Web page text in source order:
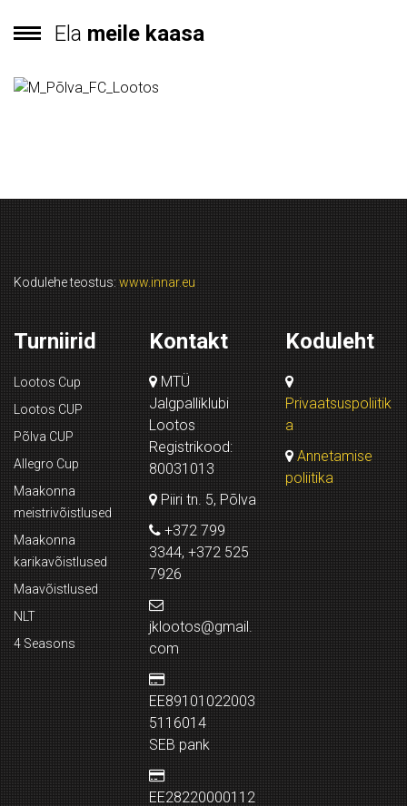
Ela meile kaasa
Kodulehe teostus: www.innar.eu
Turniirid
Lootos Cup
Lootos CUP
Põlva CUP
Allegro Cup
Maakonna
meistrivõistlused
Maakonna
karikavõistlused
Maavõistlused
NLT
4 Seasons
Kontakt
MTÜ
Jalgpalliklubi
Lootos
Registrikood:
80031013
Piiri tn. 5, Põlva
+372 799
3344, +372 525
7926
jklootos@gmail.
com
EE89101022003
5116014
SEB pank
EE28220000112
Koduleht
Privaatsuspoliitik
a
Annetamise
poliitika